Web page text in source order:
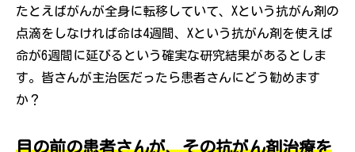
たとえばがんが全身に転移していて、Xという抗がん剤の
点滴をしなければ命は4週間、Xという抗がん剤を使えば
命が6週間に延びるという確実な研究結果があるとしま
す。皆さんが主治医だったら患者さんにどう勧めます
か？
目の前の患者さんが、その抗がん剤治療を